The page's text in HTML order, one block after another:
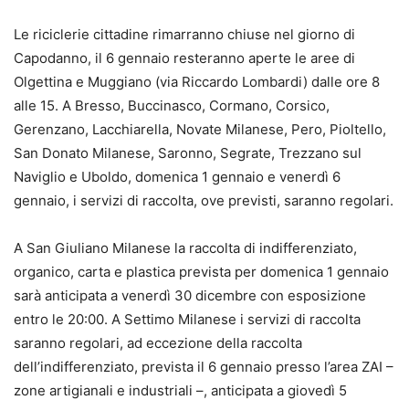
Le riciclerie cittadine rimarranno chiuse nel giorno di
Capodanno, il 6 gennaio resteranno aperte le aree di
Olgettina e Muggiano (via Riccardo Lombardi) dalle ore 8
alle 15. A Bresso, Buccinasco, Cormano, Corsico,
Gerenzano, Lacchiarella, Novate Milanese, Pero, Pioltello,
San Donato Milanese, Saronno, Segrate, Trezzano sul
Naviglio e Uboldo, domenica 1 gennaio e venerdì 6
gennaio, i servizi di raccolta, ove previsti, saranno regolari.
A San Giuliano Milanese la raccolta di indifferenziato,
organico, carta e plastica prevista per domenica 1 gennaio
sarà anticipata a venerdì 30 dicembre con esposizione
entro le 20:00. A Settimo Milanese i servizi di raccolta
saranno regolari, ad eccezione della raccolta
dell’indifferenziato, prevista il 6 gennaio presso l’area ZAI –
zone artigianali e industriali –, anticipata a giovedì 5